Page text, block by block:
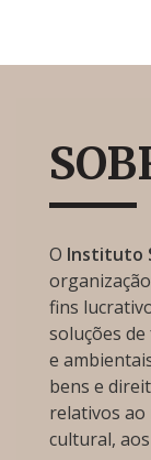
O Instituto
fins
soluções
e
bens e
relativos
cultural,